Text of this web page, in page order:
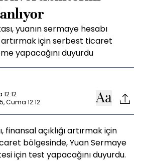
yuanın sermaye hesabı
için serbest ticaret
yapacağını duyurdu
Cuma 12:12
finansal açıklığı artırmak için
bölgesinde, Yuan Sermaye
için test yapacağını duyurdu.